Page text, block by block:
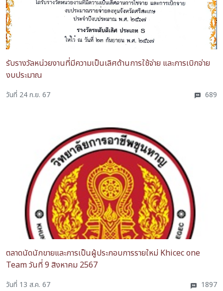
รับรางวัลหน่วยงานที่มีความเป็นเลิศด้านการใช้จ่าย และการเบิกจ่าย
งบประมาณ
วันที่ 24 ก.ย. 67 689
ตลาดนัดนักขายและการเป็นผู้ประกอบการรายใหม่ Khicec one
Team วันที่ 9 สิงหาคม 2567
วันที่ 13 ส.ค. 67 1897